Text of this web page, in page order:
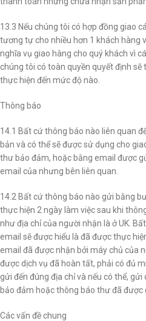
13.3 Nếu chúng tôi có hợp đồng giao
tương tự cho nhiều hơn 1 khách hàng
nghĩa vụ giao hàng cho quý khách vì
chúng tôi có toàn quyền quyết định sẽ
thực hiện đến mức độ nào.
Thông báo
14.1 Bất cứ thông báo nào liên quan
bản và có thể sẽ được sử dụng cho
thư bảo đảm, hoặc bằng email được
email của nhưng bên liên quan.
14.2 Bất cứ thông báo nào gửi bằng
thực hiện 2 ngày làm việc sau khi
như địa chỉ của người nhận là ở UK.
email sẽ được hiểu là đã được thực
email đã được nhận bởi máy chủ của
được dịch vụ đã hoàn tất, phải có đủ
gửi đến đúng địa chỉ và nếu có thể,
bảo đảm hoặc thông báo thư đã được
Các vấn đề chung